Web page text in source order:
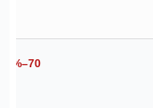
70–85%